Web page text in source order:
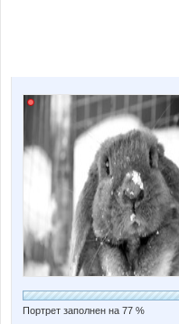
Портрет заполнен на 77 %